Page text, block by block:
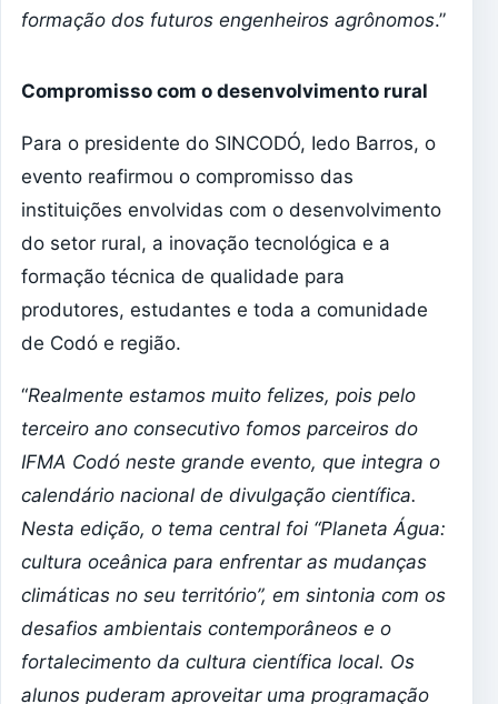
formação dos futuros engenheiros agrônomos.”
Compromisso com o desenvolvimento rural
Para o presidente do SINCODÓ, Iedo Barros, o
evento reafirmou o compromisso das
instituições envolvidas com o desenvolvimento
do setor rural, a inovação tecnológica e a
formação técnica de qualidade para
produtores, estudantes e toda a comunidade
de Codó e região.
“Realmente estamos muito felizes, pois pelo
terceiro ano consecutivo fomos parceiros do
IFMA Codó neste grande evento, que integra o
calendário nacional de divulgação científica.
Nesta edição, o tema central foi “Planeta Água:
cultura oceânica para enfrentar as mudanças
climáticas no seu território”, em sintonia com os
desafios ambientais contemporâneos e o
fortalecimento da cultura científica local. Os
alunos puderam aproveitar uma programação